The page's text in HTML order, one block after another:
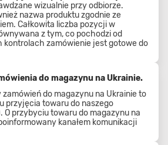
wizualnie przy odbiorze.
nazwa produktu zgodnie ze
Całkowita liczba pozycji w
z tym, co pochodzi od
kontrolach zamówienie jest gotowe do
do magazynu na Ukrainie.
do magazynu na Ukrainie to
przyjęcia towaru do naszego
O przybyciu towaru do magazynu na
kanałem komunikacji